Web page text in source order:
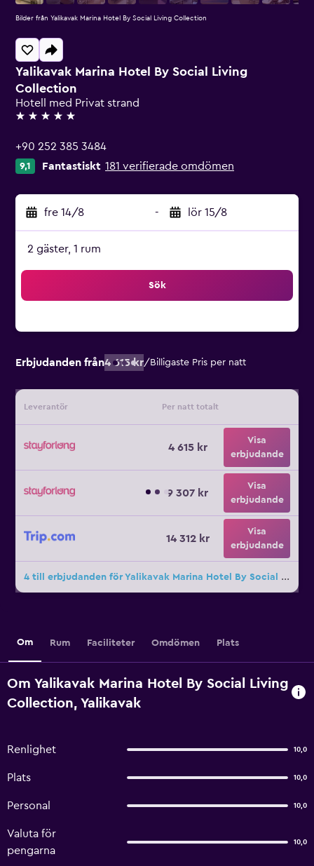
Yalikavak Marina Hotel By Social Living
Collection
Hotell med Privat strand
5 stjärnor
+90 252 385 3484
9,1 Fantastiskt 181 verifierade omdömen
fre 14/8 - lör 15/8
2 gäster, 1 rum
Sök
Erbjudanden från4 615 kr/ Billigaste Pris per natt
Leverantör Per natt totalt
4 615 kr
Visa
erbjudande
9 307 kr
Visa
erbjudande
14 312 kr
Visa
erbjudande
4 till erbjudanden för Yalikavak Marina Hotel By Social Living Collection
Bilder från Yalikavak Marina Hotel By Social Living Collection
Om Rum Faciliteter Omdömen Plats
Om Yalikavak Marina Hotel By Social Living
Collection, Yalikavak
Renlighet 10,0
Plats 10,0
Personal 10,0
Valuta för
pengarna
10,0